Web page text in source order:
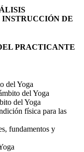
DE
PRACTICANTE
del Yoga
del Yoga
del Yoga
física para las
fundamentos y